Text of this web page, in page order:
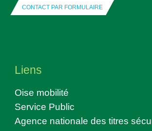
CONTACT PAR FORMULAIRE
Liens
Oise mobilité
Service Public
Agence nationale des titres